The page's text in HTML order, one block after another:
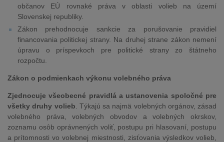
občanov EÚ rovnaké práva v oblasti volieb na území
Slovenskej republiky.
Zákon prehodnocuje sankcie za porušovanie pravidiel
financovania politickej strany. Na druhej strane zákon nemení
úpravu o príspevkoch pre politické strany zo štátneho
rozpočtu.
Zákon o podmienkach výkonu volebného práva
Zjednocuje všeobecné pravidlá a ustanovenia spoločné pre
všetky druhy volieb . Týkajú sa najmä volebných orgánov, zásad
volebného práva, volebných obvodov a volebných okrskov,
zoznamu osôb oprávnených voliť, postupu pri hlasovaní, postupu
a prítomnosti vo volebnej miestnosti, zisťovania výsledkov volieb,